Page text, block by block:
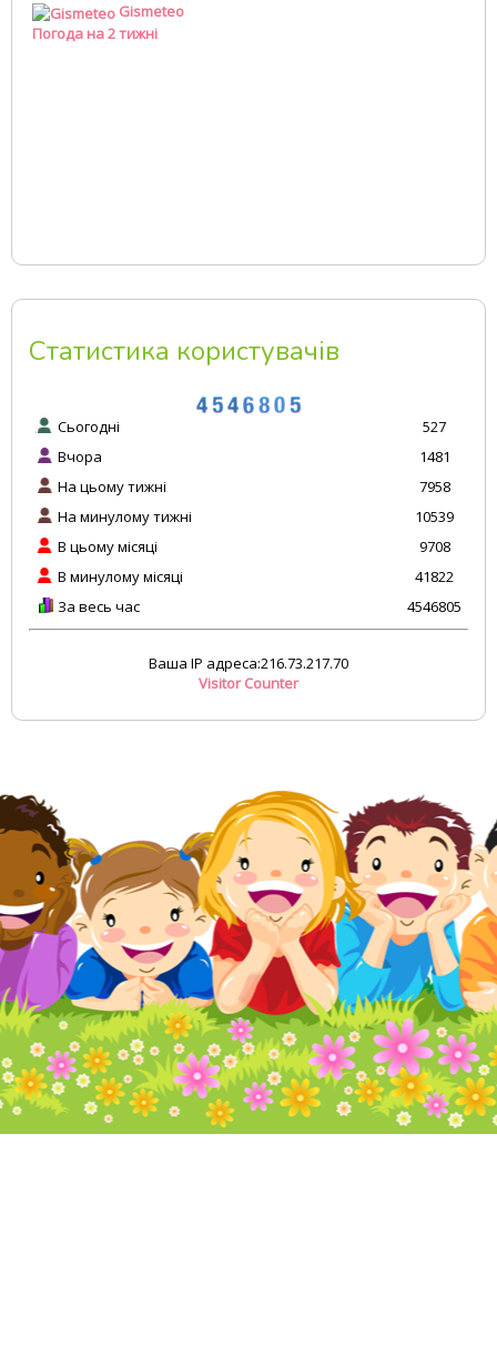
Gismeteo
Погода на 2 тижні
Статистика користувачів
Сьогодні
Вчора
На цьому тижні
На минулому тижні
В цьому місяці
В минулому місяці
За весь час
527
1481
7958
10539
9708
41822
4546805
Ваша IP адреса:216.73.217.70
Visitor Counter